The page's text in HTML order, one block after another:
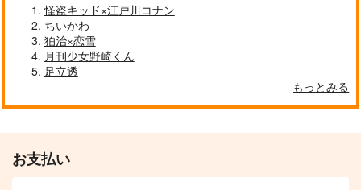
もっと知りたい!!きみ
たらこミルク
944円（税込）
イデア×アズール
サンプル サンプル
leman
1,572
その他
イデア×アズール
E'toile.
専売 787円（税込）
SAMURAI MODE
空振りファンタズマ
専売 630円
怪盗キッド×江戸川コナン
ちいかわ
狛治×恋雪
月刊少女野崎くん
足立透
もっとみる
お支払い